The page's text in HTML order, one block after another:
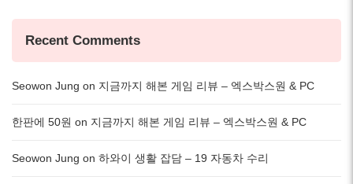
Recent Comments
Seowon Jung on 지금까지 해본 게임 리뷰 – 엑스박스원 & PC
한판에 50원 on 지금까지 해본 게임 리뷰 – 엑스박스원 & PC
Seowon Jung on 하와이 생활 잡담 – 19 자동차 수리